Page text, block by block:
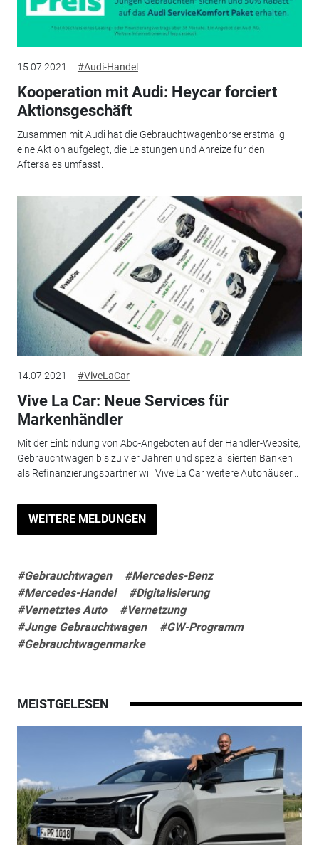
15.07.2021 #Audi-Handel
Kooperation mit Audi: Heycar forciert
Aktionsgeschäft
Zusammen mit Audi hat die Gebrauchtwagenbörse erstmalig
eine Aktion aufgelegt, die Leistungen und Anreize für den
Aftersales umfasst.
14.07.2021 #ViveLaCar
Vive La Car: Neue Services für
Markenhändler
Mit der Einbindung von Abo-Angeboten auf der Händler-Website,
Gebrauchtwagen bis zu vier Jahren und spezialisierten Banken
als Refinanzierungspartner will Vive La Car weitere Autohäuser...
WEITERE MELDUNGEN
#Gebrauchtwagen
#Mercedes-Benz
#Mercedes-Handel
#Digitalisierung
#Vernetztes Auto
#Vernetzung
#Junge Gebrauchtwagen
#GW-Programm
#Gebrauchtwagenmarke
MEISTGELESEN